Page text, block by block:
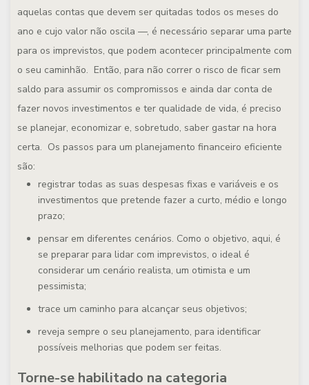
aquelas contas que devem ser quitadas todos os meses do
ano e cujo valor não oscila —, é necessário separar uma parte
para os imprevistos, que podem acontecer principalmente com
o seu caminhão. Então, para não correr o risco de ficar sem
saldo para assumir os compromissos e ainda dar conta de
fazer novos investimentos e ter qualidade de vida, é preciso
se planejar, economizar e, sobretudo, saber gastar na hora
certa. Os passos para um planejamento financeiro eficiente
são:
registrar todas as suas despesas fixas e variáveis e os
investimentos que pretende fazer a curto, médio e longo
prazo;
pensar em diferentes cenários. Como o objetivo, aqui, é
se preparar para lidar com imprevistos, o ideal é
considerar um cenário realista, um otimista e um
pessimista;
trace um caminho para alcançar seus objetivos;
reveja sempre o seu planejamento, para identificar
possíveis melhorias que podem ser feitas.
Torne-se habilitado na categoria